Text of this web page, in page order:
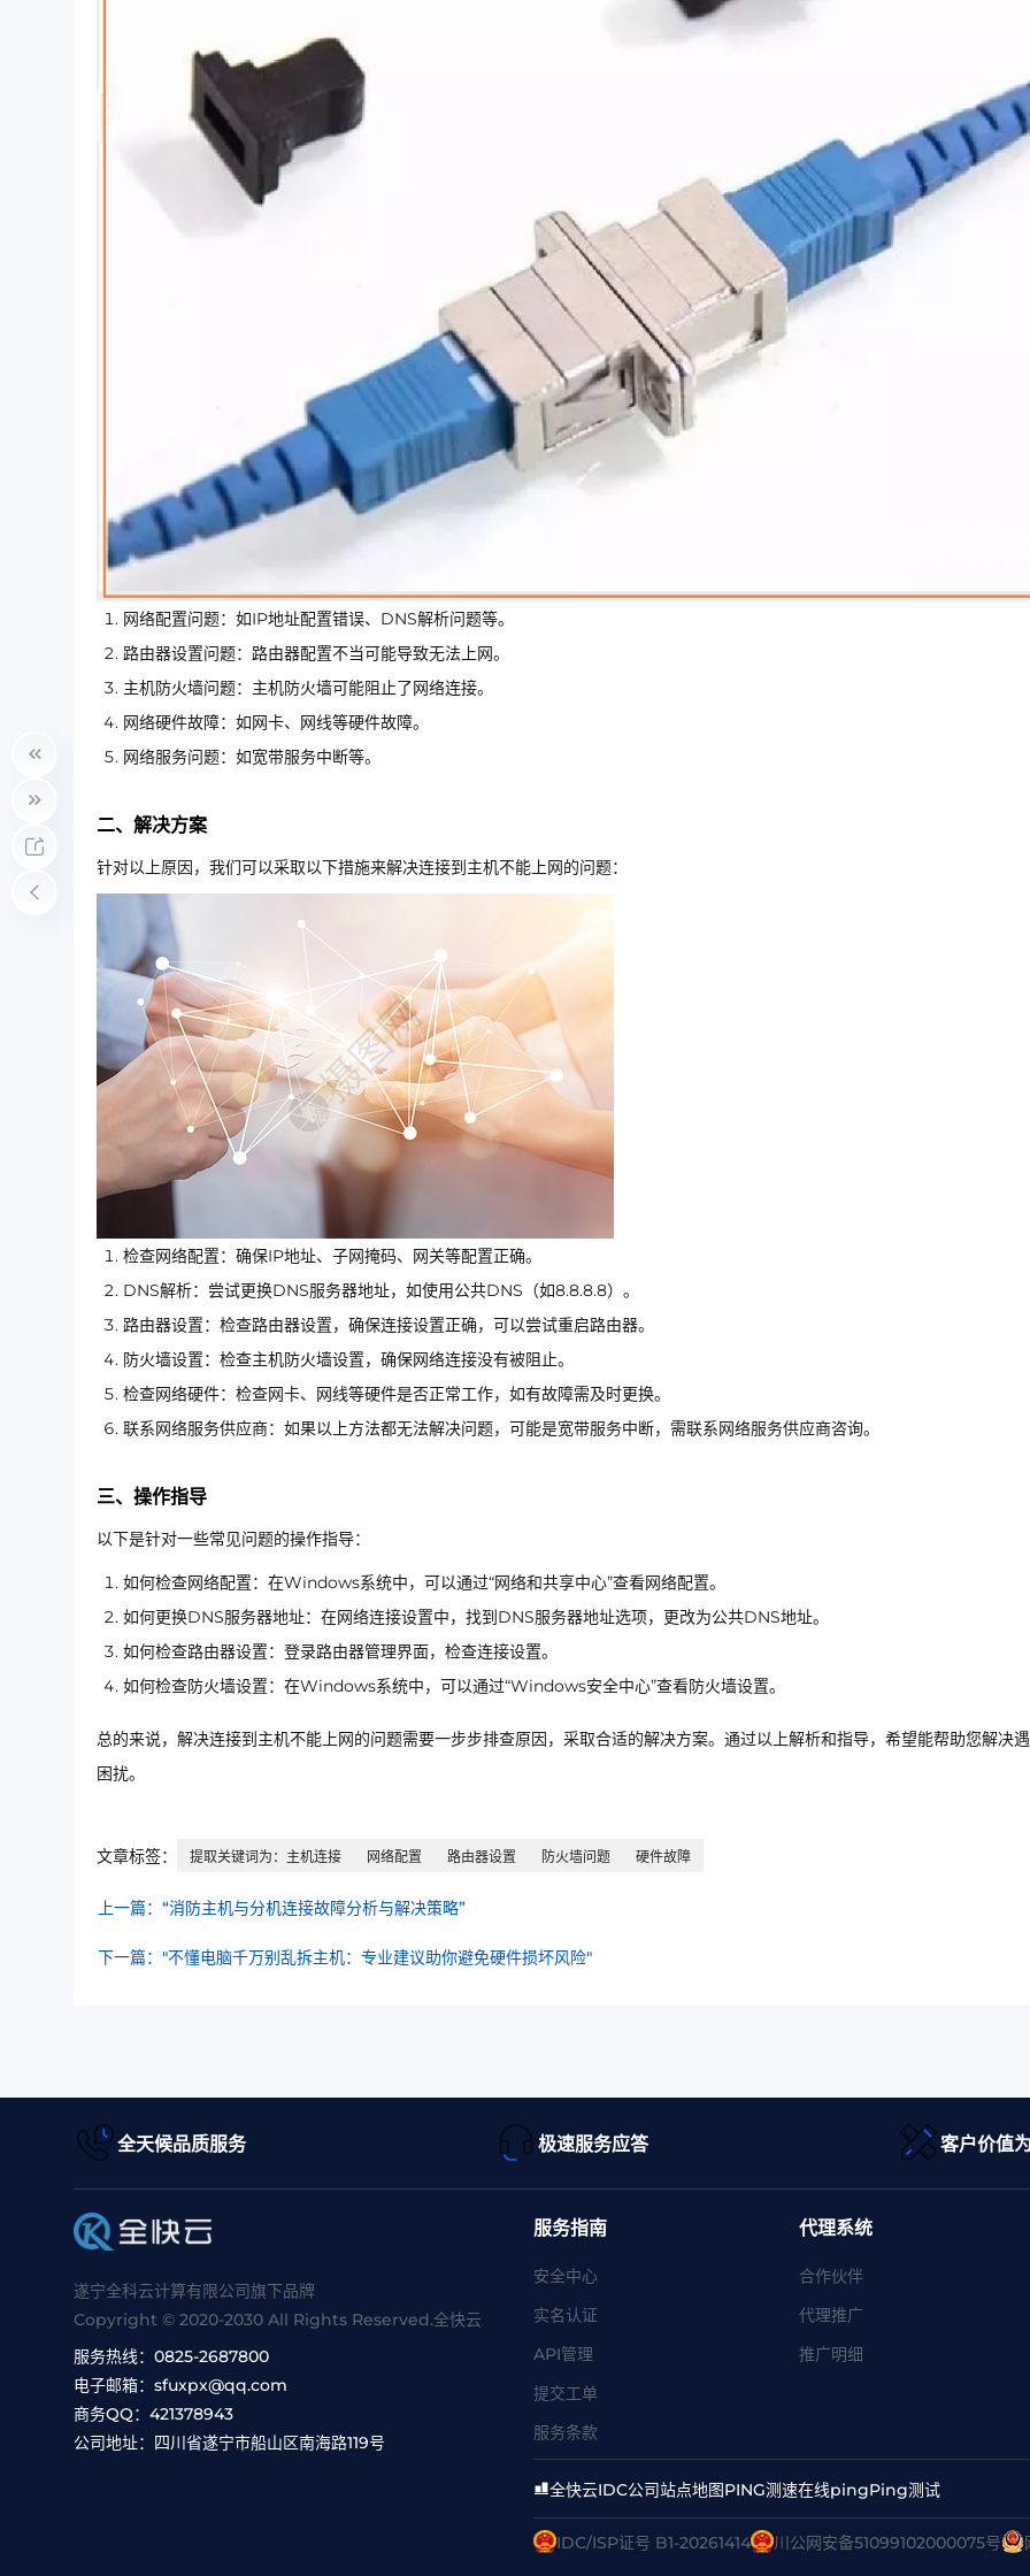
网络配置问题：如IP地址配置错误、DNS解析问题等。
路由器设置问题：路由器配置不当可能导致无法上网。
主机防火墙问题：主机防火墙可能阻止了网络连接。
网络硬件故障：如网卡、网线等硬件故障。
网络服务问题：如宽带服务中断等。
二、解决方案
针对以上原因，我们可以采取以下措施来解决连接到主机不能上网的问题：
检查网络配置：确保IP地址、子网掩码、网关等配置正确。
DNS解析：尝试更换DNS服务器地址，如使用公共DNS（如8.8.8.8）。
路由器设置：检查路由器设置，确保连接设置正确，可以尝试重启路由器。
防火墙设置：检查主机防火墙设置，确保网络连接没有被阻止。
检查网络硬件：检查网卡、网线等硬件是否正常工作，如有故障需及时更换。
联系网络服务供应商：如果以上方法都无法解决问题，可能是宽带服务中断，需联系网络服务供应商咨询。
三、操作指导
以下是针对一些常见问题的操作指导：
如何检查网络配置：在Windows系统中，可以通过“网络和共享中心”查看网络配置。
如何更换DNS服务器地址：在网络连接设置中，找到DNS服务器地址选项，更改为公共DNS地址。
如何检查路由器设置：登录路由器管理界面，检查连接设置。
如何检查防火墙设置：在Windows系统中，可以通过“Windows安全中心”查看防火墙设置。
总的来说，解决连接到主机不能上网的问题需要一步步排查原因，采取合适的解决方案。通过以上解析和指导，希望能帮助您解决
困扰。
文章标签： 提取关键词为：主机连接 网络配置 路由器设置 防火墙问题 硬件故障
上一篇：“消防主机与分机连接故障分析与解决策略”
下一篇："不懂电脑千万别乱拆主机：专业建议助你避免硬件损坏风险"
全天候品质服务 极速服务应答 客户价值
遂宁全科云计算有限公司旗下品牌
Copyright © 2020-2030 All Rights Reserved.全快云
服务热线： 0825-2687800
电子邮箱： sfuxpx@qq.com
商务QQ： 421378943
公司地址： 四川省遂宁市船山区南海路119号
服务指南
安全中心
实名认证
API管理
提交工单
服务条款
代理系统
合作伙伴
代理推广
推广明细
全快云IDC公司站点地图PING测速在线pingPing测试
IDC/ISP证号 B1-20261414 川公网安备51099102000075号